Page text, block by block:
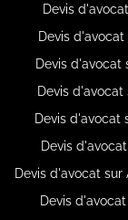
Devis
Devis
Devis d'avocat
Devis
Devis d'avocat
Devis
Devis d'avocat
Devis